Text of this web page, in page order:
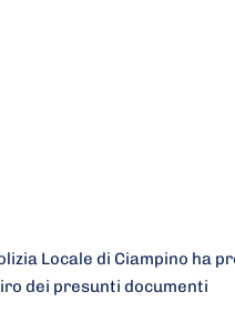
Locale di Ciampino ha
dei presunti documenti